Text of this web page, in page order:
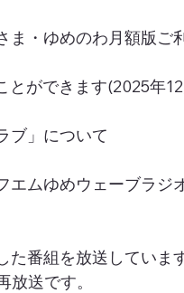
ま・ゆめのわ月額版
ができます(2025年12
ブ」について
エムゆめウェーブラジ
番組を放送しています
送です。